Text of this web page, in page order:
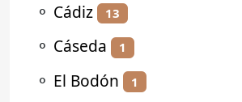
⚬ Cádiz 13
⚬ Cáseda 1
⚬ El Bodón 1